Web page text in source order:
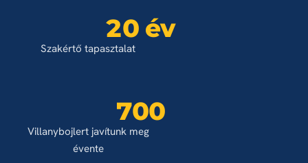
20 év
Szakértő tapasztalat
700
Villanybojlert javítunk meg
évente